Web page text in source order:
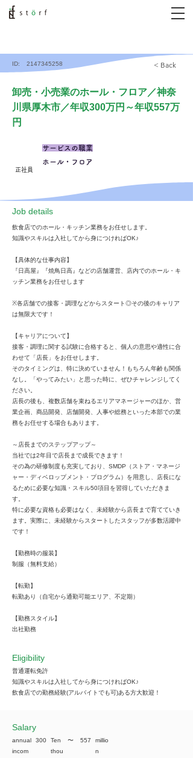
ID: 2147345258 < Back
卸売・小売業のホール・フロア／神奈
川県厚木市／年収300万円～年収557万
円
正社員
サービスの職業
ホール・フロア
​Job details
飲食店でのホール・キッチン業務をお任せします。
知識やスキルは入社してから身につければOK♪
【具体的な仕事内容】
『日高屋』『焼鳥日高』などの店舗運営、店内でのホール・キ
ッチン業務をお任せします
※各店舗での接客・調理などからスタート◎その後のキャリア
は無限大です！
【キャリアについて】
接客・調理に関する試験に合格すると、個人の意思や適性に合
わせて「店長」をお任せします。
そのタイミングは、特に決めていません！もちろん年齢も関係
なし。「やってみたい」と思った時に、ぜひチャレンジしてく
ださい。
店長の後も、複数店舗を束ねるエリアマネージャーのほか、営
業企画、商品開発、店舗開発、人事や総務といった本部での業
務をお任せする場合もあります。
～店長までのステップアップ～
当社では2年目で店長まで成長できます！
その為の研修制度も充実しており、SMDP（ストア・マネージ
ャー・ディベロップメント・プログラム）を用意し、店長にな
るために必要な知識・スキル50項目を習得していただきま
す。
特に必要な資格も必要はなく、未経験から店長まで育てていき
ます。実際に、未経験からスタートしたスタッフが多数活躍中
です！
【勤務時の服装】
制服（無料支給）
【転勤】
転勤あり（自宅から通勤可能エリア、不定期）
【勤務スタイル】
出社勤務
Eligibility
普通運転免許
知識やスキルは入社してから身につければOK♪
飲食店での勤務経験(アルバイトでも可)ある方大歓迎！
​Salary
annual
incom
300
Ten
thou
​〜 557
millio
n